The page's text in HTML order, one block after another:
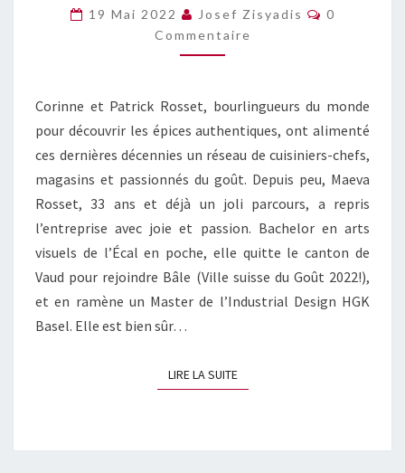
SAVEURS
19 Mai 2022 Josef Zisyadis
0
Commentaire
Corinne et Patrick Rosset, bourlingueurs du monde
pour découvrir les épices authentiques, ont alimenté
ces dernières décennies un réseau de cuisiniers-chefs,
magasins et passionnés du goût. Depuis peu, Maeva
Rosset, 33 ans et déjà un joli parcours, a repris
l’entreprise avec joie et passion. Bachelor en arts
visuels de l’Écal en poche, elle quitte le canton de
Vaud pour rejoindre Bâle (Ville suisse du Goût 2022!),
et en ramène un Master de l’Industrial Design HGK
Basel. Elle est bien sûr…
LIRE LA SUITELIRE LA SUITE